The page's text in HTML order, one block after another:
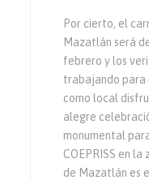
Por cierto, el
Mazatlán será
febrero y los
trabajando para
como local
alegre
monumental
COEPRISS en la
de Mazatlán es